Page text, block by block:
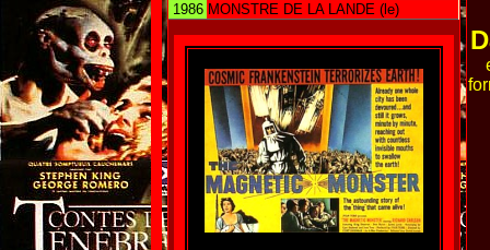
1986 MONSTRE DE LA LANDE (le)
D